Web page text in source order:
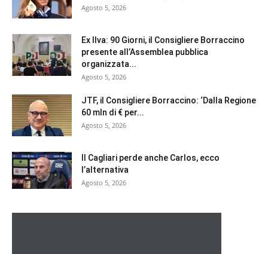
Agosto 5, 2026
Ex Ilva: 90 Giorni, il Consigliere Borraccino
presente all’Assemblea pubblica
organizzata...
Agosto 5, 2026
JTF, il Consigliere Borraccino: ‘Dalla Regione
60 mln di € per...
Agosto 5, 2026
Il Cagliari perde anche Carlos, ecco
l’alternativa
Agosto 5, 2026